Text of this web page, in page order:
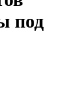
под